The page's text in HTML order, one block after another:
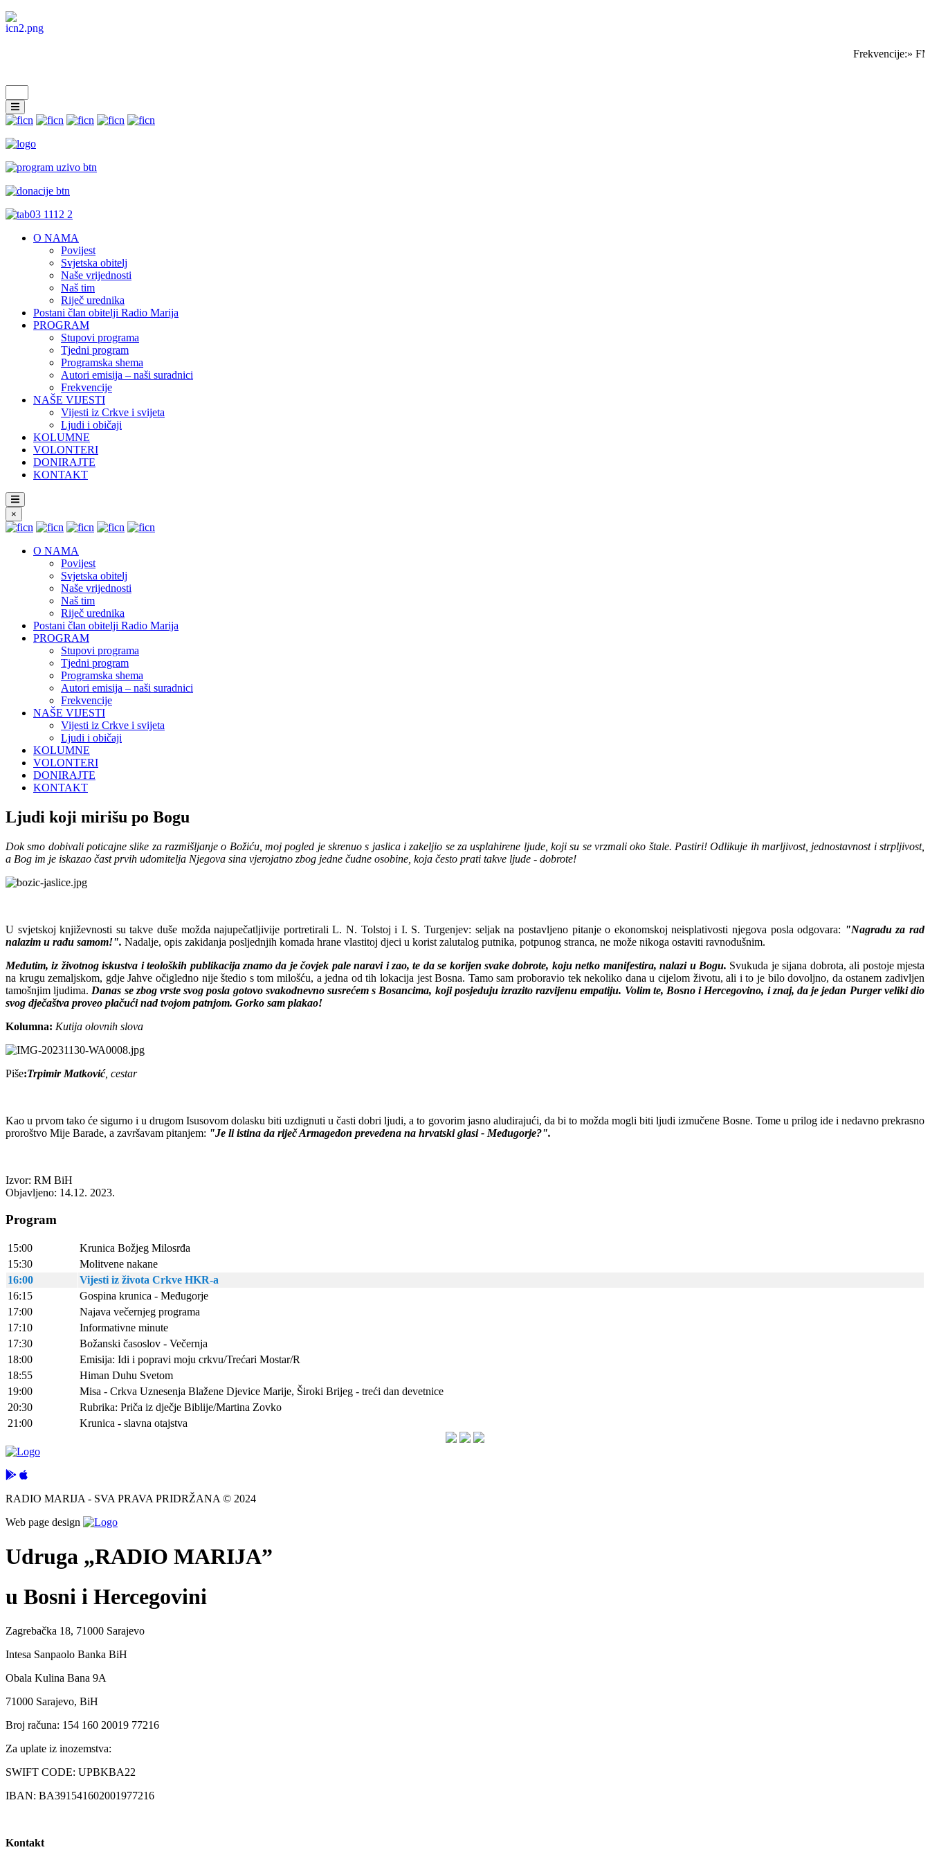
Frekvencije:»
O NAMA
Povijest
Svjetska obitelj
Naše vrijednosti
Naš tim
Riječ urednika
Postani član obitelji Radio Marija
PROGRAM
Stupovi programa
Tjedni program
Programska shema
Autori emisija – naši suradnici
Frekvencije
NAŠE VIJESTI
Vijesti iz Crkve i svijeta
Ljudi i običaji
KOLUMNE
VOLONTERI
DONIRAJTE
KONTAKT
×
O NAMA
Povijest
Svjetska obitelj
Naše vrijednosti
Naš tim
Riječ urednika
Postani član obitelji Radio Marija
PROGRAM
Stupovi programa
Tjedni program
Programska shema
Autori emisija – naši suradnici
Frekvencije
NAŠE VIJESTI
Vijesti iz Crkve i svijeta
Ljudi i običaji
KOLUMNE
VOLONTERI
DONIRAJTE
KONTAKT
Ljudi koji mirišu po Bogu
Dok smo dobivali poticajne slike za razmišljanje o Božiću, moj pogled je skrenuo s jaslica i zakeljio se za usplahirene ljude, koji su se vrzmali oko štale. Pastiri! Odlikuje ih marljivost, jednostavnost i strpljivost,
a Bog im je iskazao čast prvih udomitelja Njegova sina vjerojatno zbog jedne čudne osobine, koja često prati takve ljude - dobrote!
U svjetskoj književnosti su takve duše možda najupečatljivije portretirali L. N. Tolstoj i I. S. Turgenjev: seljak na postavljeno pitanje o ekonomskoj neisplativosti njegova posla odgovara: "Nagradu za rad
nalazim u radu samom!". Nadalje, opis zakidanja posljednjih komada hrane vlastitoj djeci u korist zalutalog putnika, potpunog stranca, ne može nikoga ostaviti ravnodušnim.
Međutim, iz životnog iskustva i teoloških publikacija znamo da je čovjek pale naravi i zao, te da se korijen svake dobrote, koju netko manifestira, nalazi u Bogu. Svukuda je sijana dobrota, ali postoje mjesta
na krugu zemaljskom, gdje Jahve očigledno nije štedio s tom milošću, a jedna od tih lokacija jest Bosna. Tamo sam proboravio tek nekoliko dana u cijelom životu, ali i to je bilo dovoljno, da ostanem zadivljen
tamošnjim ljudima. Danas se zbog vrste svog posla gotovo svakodnevno susrećem s Bosancima, koji posjeduju izrazito razvijenu empatiju. Volim te, Bosno i Hercegovino, i znaj, da je jedan Purger veliki dio
svog dječaštva proveo plačući nad tvojom patnjom. Gorko sam plakao!
Kolumna: Kutija olovnih slova
Piše:Trpimir Matković, cestar
Kao u prvom tako će sigurno i u drugom Isusovom dolasku biti uzdignuti u časti dobri ljudi, a to govorim jasno aludirajući, da bi to možda mogli biti ljudi izmučene Bosne. Tome u prilog ide i nedavno prekrasno
proroštvo Mije Barade, a završavam pitanjem: "Je li istina da riječ Armagedon prevedena na hrvatski glasi - Međugorje?".
Izvor: RM BiH
Objavljeno: 14.12. 2023.
Program
15:00
Krunica Božjeg Milosrđa
15:30
Molitvene nakane
16:00
Vijesti iz života Crkve HKR-a
16:15
Gospina krunica - Međugorje
17:00
Najava večernjeg programa
17:10
Informativne minute
17:30
Božanski časoslov - Večernja
18:00
Emisija: Idi i popravi moju crkvu/Trećari Mostar/R
18:55
Himan Duhu Svetom
19:00
Misa - Crkva Uznesenja Blažene Djevice Marije, Široki Brijeg - treći dan devetnice
20:30
Rubrika: Priča iz dječje Biblije/Martina Zovko
21:00
Krunica - slavna otajstva
RADIO MARIJA - SVA PRAVA PRIDRŽANA © 2024
Web page design
Udruga „RADIO MARIJA”
u Bosni i Hercegovini
Zagrebačka 18, 71000 Sarajevo
Intesa Sanpaolo Banka BiH
Obala Kulina Bana 9A
71000 Sarajevo, BiH
Broj računa: 154 160 20019 77216
Za uplate iz inozemstva:
SWIFT CODE: UPBKBA22
IBAN: BA391541602001977216
Kontakt